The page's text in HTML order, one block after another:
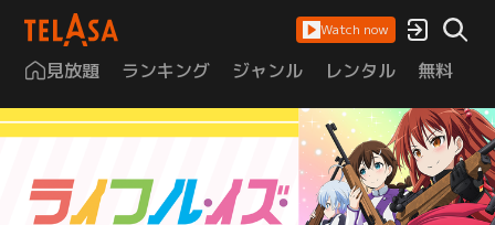
Watch now
見放題 ランキング ジャンル レンタル 無料